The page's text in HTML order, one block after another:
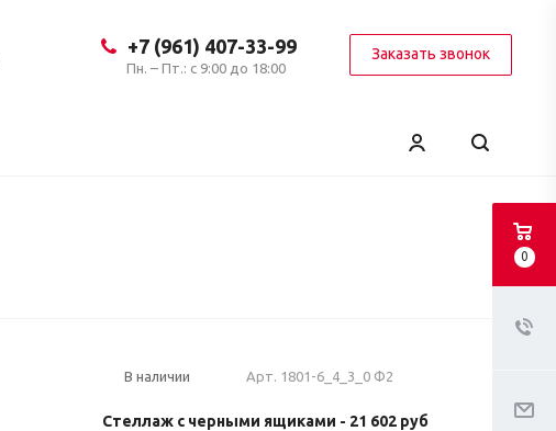
+7 (961) 407-33-99
Пн. – Пт.: с 9:00 до 18:00
Заказать звонок
В наличии Арт. 1801-6_4_3_0 Ф2
Стеллаж с черными ящиками - 21 602руб
0